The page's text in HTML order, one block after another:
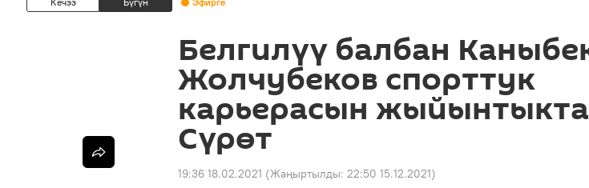
Белгилүү балбан
Жолчубеков спорттук
карьерасын
Сүрөт
19:36 18.02.2021 (Жаңыртылды: 22:50 15.12.2021)